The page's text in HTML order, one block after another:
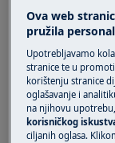
Prije bilo
uređaj i
Uvijek pazite
uređaje
Uvijek koristite
Ova web
pružila
Upotrebljavamo
stranice te u
korištenju stranice
oglašavanje i
na njihovu
korisničkog
ciljanih oglasa.